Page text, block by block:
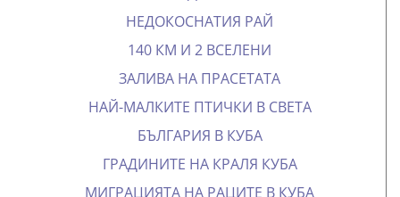
НЕДОКОСНАТИЯ РАЙ
140 КМ И 2 ВСЕЛЕНИ
ЗАЛИВА НА ПРАСЕТАТА
НАЙ-МАЛКИТЕ ПТИЧКИ В СВЕТА
БЪЛГАРИЯ В КУБА
ГРАДИНИТЕ НА КРАЛЯ КУБА
МИГРАЦИЯТА НА РАЦИТЕ В КУБА